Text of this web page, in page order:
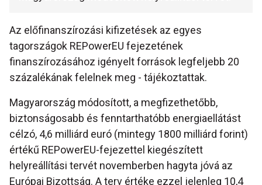
Az előfinanszírozási kifizetések az egyes
tagországok REPowerEU fejezetének
finanszírozásához igényelt források legfeljebb 20
százalékának felelnek meg - tájékoztattak.
Magyarország módosított, a megfizethetőbb,
biztonságosabb és fenntarthatóbb energiaellátást
célzó, 4,6 milliárd euró (mintegy 1800 milliárd forint)
értékű REPowerEU-fejezettel kiegészített
helyreállítási tervét novemberben hagyta jóvá az
Európai Bizottság. A terv értéke ezzel jelenleg 10,4